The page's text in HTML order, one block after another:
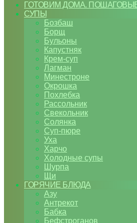
ГОТОВИМ ДОМА.
СУПЫ
Бозбаш
Борщ
Бульоны
Капустняк
Крем-суп
Лагман
Минестроне
Окрошка
Похлебка
Рассольник
Свекольник
Солянка
Суп-пюре
Уха
Харчо
Холодные супы
Шурпа
Щи
ГОРЯЧИЕ БЛЮДА
Азу
Антрекот
Бабка
Бефстроганов